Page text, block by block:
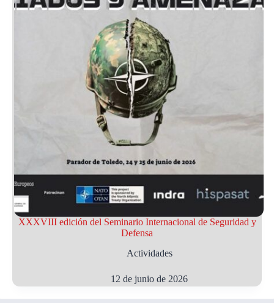
XXXVIII edición del Seminario Internacional de Seguridad y
Defensa
Actividades
12 de junio de 2026